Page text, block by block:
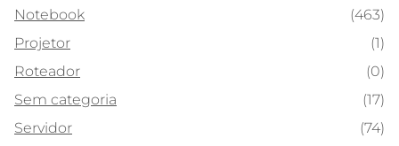
Notebook
(463)
Projetor
(1)
Roteador
(0)
Sem categoria
(17)
Servidor
(74)